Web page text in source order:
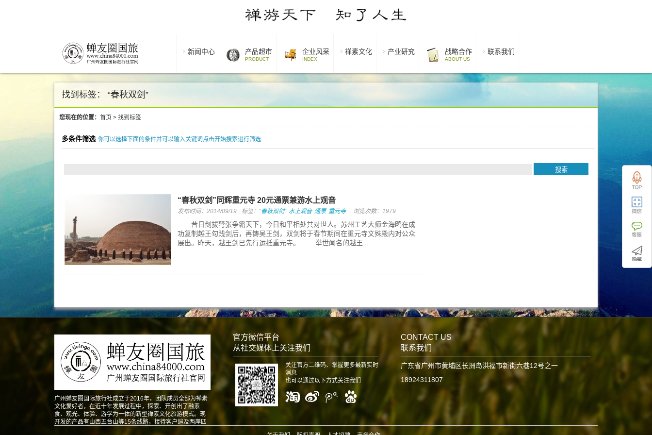
新闻中心 产品超市
PRODUCT
企业风采
INDEX
禅素文化 产业研究 战略合作
ABOUT US
联系我们
找到标签： “春秋双剑”
您现在的位置： 首页 > 找到标签
多条件筛选 你可以选择下面的条件并可以输入关键词点击开始搜索进行筛选
“春秋双剑”同辉重元寺 20元通票兼游水上观音
发布时间：2014/09/19 标签： “春秋双剑” 水上观音 通票 重元寺 浏览次数：1979
昔日剑拔弩张争霸天下，今日和平相处共对世人。苏州工艺大师金海鸥在成
功复制越王勾践剑后，再铸吴王剑，双剑将于春节期间在重元寺文殊殿内对公众
展出。昨天，越王剑已先行运抵重元寺。 举世闻名的越王...
广州蝉友圈国际旅行社成立于2016年，团队成员全部为禅素
文化爱好者，在近十年发展过程中，探索、开创出了融素
食、观光、体验、游学为一体的新型禅素文化旅游模式。现
开发的产品有山西五台山等15条线路，接待客户遍及两岸四
官方微信平台
从社交媒体上关注我们
关注官方二维码、掌握更多最新实时
消息
也可以通过以下方式关注我们
CONTACT US
联系我们
广东省广州市黄埔区长洲岛洪福市新街六巷12号之一
18924311807